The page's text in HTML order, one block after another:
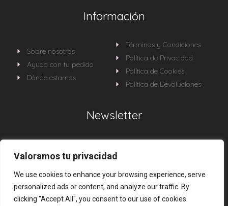
Valoramos tu privacidad
We use cookies to enhance your browsing experience, serve
personalized ads or content, and analyze our traffic. By
clicking "Accept All", you consent to our use of cookies.
Información
Sobre nosotros
Ayuda con tu pedido
Dónde estamos
Términos y Condiciones
Política de Privacidad
Política de Cookies
Política de Devoluciones
Newsletter
novedades